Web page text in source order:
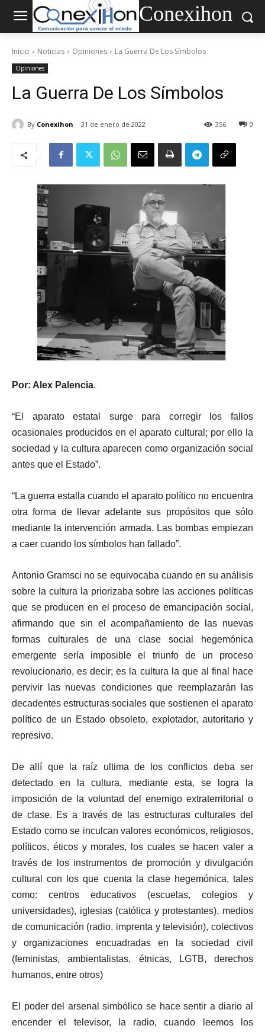
Conexihon
Inicio Noticias Opiniones La Guerra De Los Símbolos
Opiniones
La Guerra De Los Símbolos
By Conexihon 31 de enero de 2022 0
356
Por: Alex Palencia.
“El aparato estatal surge para corregir los fallos
ocasionales producidos en el aparato cultural; por ello la
sociedad y la cultura aparecen como organización social
antes que el Estado”.
“La guerra estalla cuando el aparato político no encuentra
otra forma de llevar adelante sus propósitos que sólo
mediante la intervención armada. Las bombas empiezan
a caer cuando los símbolos han fallado”.
Antonio Gramsci no se equivocaba cuando en su análisis
sobre la cultura la priorizaba sobre las acciones políticas
que se producen en el proceso de emancipación social,
afirmando que sin el acompañamiento de las nuevas
formas culturales de una clase social hegemónica
emergente sería imposible el triunfo de un proceso
revolucionario, es decir; es la cultura la que al final hace
pervivir las nuevas condiciones que reemplazarán las
decadentes estructuras sociales que sostienen el aparato
político de un Estado obsoleto, explotador, autoritario y
represivo.
De allí que la raíz ultima de los conflictos deba ser
detectado en la cultura, mediante esta, se logra la
imposición de la voluntad del enemigo extraterritorial o
de clase. Es a través de las estructuras culturales del
Estado como se inculcan valores económicos, religiosos,
políticos, éticos y morales, los cuales se hacen valer a
través de los instrumentos de promoción y divulgación
cultural con los que cuenta la clase hegemónica, tales
como: centros educativos (escuelas, colegios y
universidades), iglesias (católica y protestantes), medios
de comunicación (radio, imprenta y televisión), colectivos
y organizaciones encuadradas en la sociedad civil
(feministas, ambientalistas, étnicas, LGTB, derechos
humanos, entre otros)
El poder del arsenal simbólico se hace sentir a diario al
encender el televisor, la radio, cuando leemos los